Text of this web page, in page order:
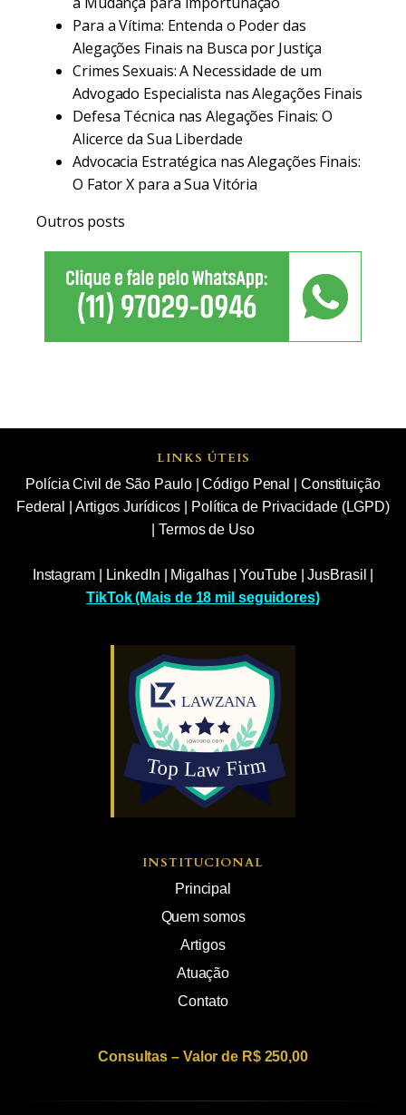
Para a Vítima: Entenda o Poder das
Alegações Finais na Busca por Justiça
Crimes Sexuais: A Necessidade de um
Advogado Especialista nas Alegações Finais
Defesa Técnica nas Alegações Finais: O
Alicerce da Sua Liberdade
Advocacia Estratégica nas Alegações Finais:
O Fator X para a Sua Vitória
Outros posts
LINKS ÚTEIS
Polícia Civil de São Paulo|Código Penal
Constituição
Federal
Artigos Jurídicos
Política de Privacidade (LGPD)
|Termos de Uso
Instagram| LinkedIn Migalhas|YouTube|JusBrasil
TikTok (Mais de 18 mil seguidores)
INSTITUCIONAL
Principal
Quem somos
Artigos
Atuação
Contato
Consultas – Valor de R$ 250,00